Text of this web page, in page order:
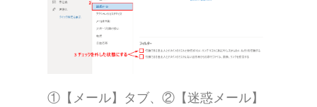
①【メール】タブ、②【迷惑メール】